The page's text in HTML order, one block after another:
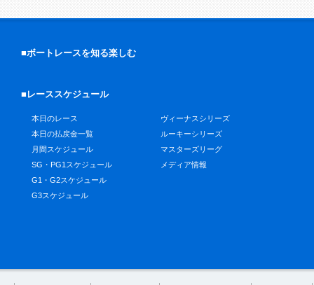
■ボートレースを知る楽しむ
■レーススケジュール
本日のレース
本日の払戻金一覧
月間スケジュール
SG・PG1スケジュール
G1・G2スケジュール
G3スケジュール
ヴィーナスシリーズ
ルーキーシリーズ
マスターズリーグ
メディア情報